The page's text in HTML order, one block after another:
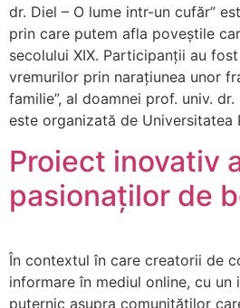
dr. Diel – O lume intr-un cufăr”
prin care putem afla poveștile
secolului XIX. Participanții au
vremurilor prin narațiunea unor
familie”, al doamnei prof. univ.
este organizată de Universitatea
Proiect inovativ
pasionaților de
În contextul în care creatorii de
informare în mediul online, cu
puternic asupra comunităților